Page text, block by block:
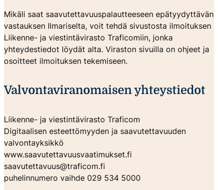
Mikäli saat saavutettavuuspalautteeseen epätyydyttävän
vastauksen Ilmariselta, voit tehdä sivustosta ilmoituksen
Liikenne- ja viestintävirasto Traficomiin, jonka
yhteydestiedot löydät alta. Viraston sivuilla on ohjeet ja
osoitteet ilmoituksen tekemiseen.
Valvontaviranomaisen yhteystiedot
Liikenne- ja viestintävirasto Traficom
Digitaalisen esteettömyyden ja saavutettavuuden
valvontayksikkö
www.saavutettavuusvaatimukset.fi
saavutettavuus@traficom.fi
puhelinnumero vaihde 029 534 5000